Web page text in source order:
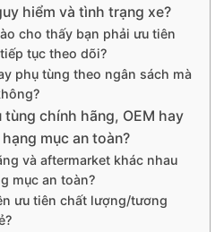
hiểm và tình trạng xe?
cho thấy bạn phải ưu tiên
tục theo dõi?
phụ tùng theo ngân sách mà
chính hãng, OEM hay
mục an toàn?
và aftermarket khác nhau
mục an toàn?
ưu tiên chất lượng/tương